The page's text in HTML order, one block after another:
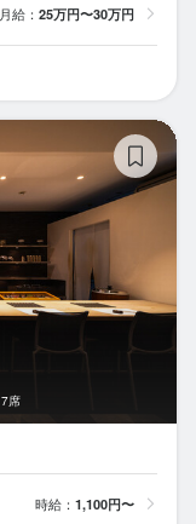
月給： 25万円〜30万円
7席
時給： 1,100円〜